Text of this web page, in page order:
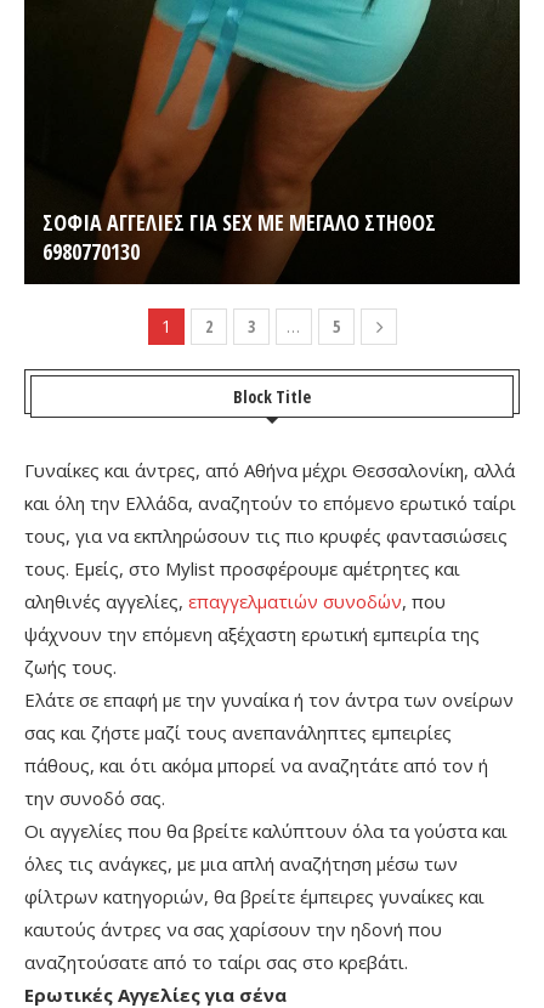
ΣΟΦΙΑ ΑΓΓΕΛΙΕΣ ΓΙΑ SEX ΜΕ ΜΕΓΑΛΟ ΣΤΗΘΟΣ
6980770130
1 2 3 … 5
Block Title
Γυναίκες και άντρες, από Αθήνα μέχρι Θεσσαλονίκη, αλλά
και όλη την Ελλάδα, αναζητούν το επόμενο ερωτικό ταίρι
τους, για να εκπληρώσουν τις πιο κρυφές φαντασιώσεις
τους. Εμείς, στο Mylist προσφέρουμε αμέτρητες και
αληθινές αγγελίες, επαγγελματιών συνοδών, που
ψάχνουν την επόμενη αξέχαστη ερωτική εμπειρία της
ζωής τους.
Ελάτε σε επαφή με την γυναίκα ή τον άντρα των ονείρων
σας και ζήστε μαζί τους ανεπανάληπτες εμπειρίες
πάθους, και ότι ακόμα μπορεί να αναζητάτε από τον ή
την συνοδό σας.
Οι αγγελίες που θα βρείτε καλύπτουν όλα τα γούστα και
όλες τις ανάγκες, με μια απλή αναζήτηση μέσω των
φίλτρων κατηγοριών, θα βρείτε έμπειρες γυναίκες και
καυτούς άντρες να σας χαρίσουν την ηδονή που
αναζητούσατε από το ταίρι σας στο κρεβάτι.
Ερωτικές Αγγελίες για σένα